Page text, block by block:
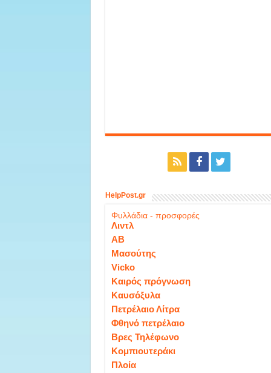
HelpPost.gr
Φυλλάδια - προσφορές
Λιντλ
ΑΒ
Μασούτης
Vicko
Καιρός πρόγνωση
Καυσόξυλα
Πετρέλαιο Λίτρα
Φθηνό πετρέλαιο
Βρες Τηλέφωνο
Κομπιουτεράκι
Πλοία